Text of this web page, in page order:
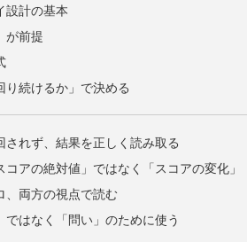
設計の基本
が前提
り続けるか」で決める
されず、結果を正しく読み取る
コアの絶対値」ではなく「スコアの変化」
、両方の視点で読む
ではなく「問い」のために使う